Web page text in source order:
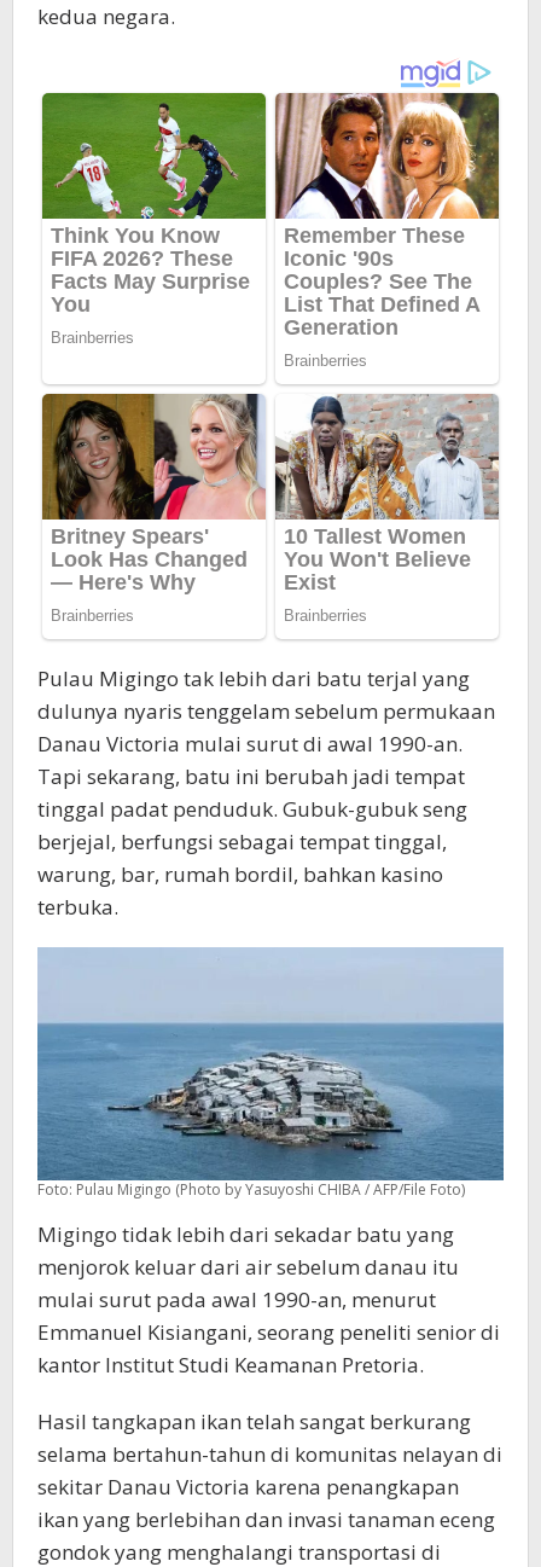
kedua negara.
Pulau Migingo tak lebih dari batu terjal yang
dulunya nyaris tenggelam sebelum permukaan
Danau Victoria mulai surut di awal 1990-an.
Tapi sekarang, batu ini berubah jadi tempat
tinggal padat penduduk. Gubuk-gubuk seng
berjejal, berfungsi sebagai tempat tinggal,
warung, bar, rumah bordil, bahkan kasino
terbuka.
Foto: Pulau Migingo (Photo by Yasuyoshi CHIBA / AFP/File Foto)
Migingo tidak lebih dari sekadar batu yang
menjorok keluar dari air sebelum danau itu
mulai surut pada awal 1990-an, menurut
Emmanuel Kisiangani, seorang peneliti senior di
kantor Institut Studi Keamanan Pretoria.
Hasil tangkapan ikan telah sangat berkurang
selama bertahun-tahun di komunitas nelayan di
sekitar Danau Victoria karena penangkapan
ikan yang berlebihan dan invasi tanaman eceng
gondok yang menghalangi transportasi di